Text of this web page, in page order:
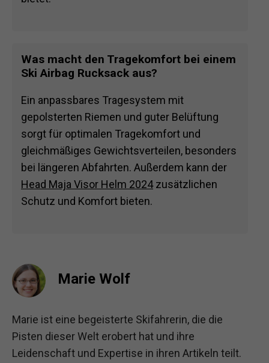
Was macht den Tragekomfort bei einem
Ski Airbag Rucksack aus?
Ein anpassbares Tragesystem mit
gepolsterten Riemen und guter Belüftung
sorgt für optimalen Tragekomfort und
gleichmäßiges Gewichtsverteilen, besonders
bei längeren Abfahrten. Außerdem kann der
Head Maja Visor Helm 2024zusätzlichen
Schutz und Komfort bieten.
Marie Wolf
Marie ist eine begeisterte Skifahrerin, die die
Pisten dieser Welt erobert hat und ihre
Leidenschaft und Expertise in ihren Artikeln teilt.